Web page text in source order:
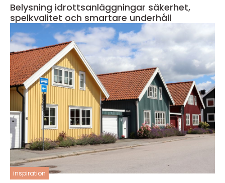
Belysning idrottsanläggningar säkerhet,
spelkvalitet och smartare underhåll
inspiration